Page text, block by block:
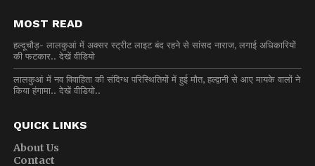
MOST READ
हल्दूचौड़- लालकुआं में अक्सर स्ट्रीट लाइट बंद रहने से सांसद नाराज, लगाई अधिकारियों
की फटकार.. देखें वीडियो
लालकुआं में नव विवाहिता की संदिग्ध परिस्थितियों में हुई मौत, हल्द्वानी से आए मायके वालों ने
किया हंगामा.. देखें वीडियो..
QUICK LINKS
About Us
Contact